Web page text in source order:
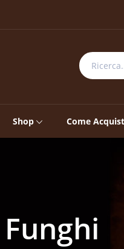
Shop Come